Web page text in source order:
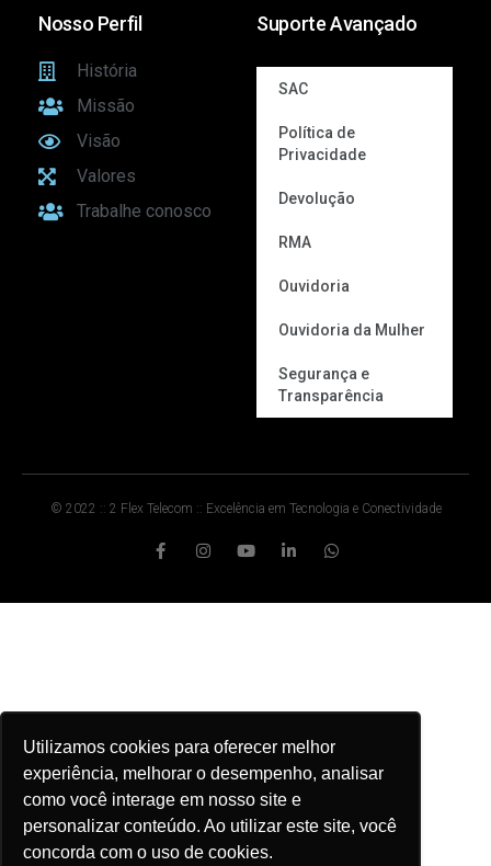
Utilizamos cookies para oferecer melhor
experiência, melhorar o desempenho, analisar
como você interage em nosso site e
personalizar conteúdo. Ao utilizar este site, você
concorda com o uso de cookies.
Nosso Perfil
História
Missão
Visão
Valores
Trabalhe conosco
Suporte Avançado
SAC
Política de
Privacidade
Devolução
RMA
Ouvidoria
Ouvidoria da Mulher
Segurança e
Transparência
© 2022 :: 2 Flex Telecom :: Excelência em Tecnologia e Conectividade